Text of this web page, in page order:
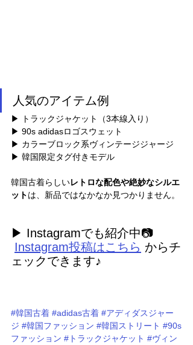
人気のアイテム例
▶︎ トラックジャケット（3本線入り）
▶︎ 90s adidasロゴスウェット
▶︎ カラーブロック系ヴィンテージジャージ
▶︎ 韓国限定タグ付きモデル
韓国古着らしいレトロな配色や絶妙なシルエ
ットは、新品ではなかなか見つかりません。
▶ Instagramでも紹介中📷
Instagram投稿はこちら からチ
ェックできます♪
#韓国古着 #adidas古着 #アディダスジャー
ジ #韓国ファッション #韓国ストリート #90s
ファッション #トラックジャケット #ヴィン